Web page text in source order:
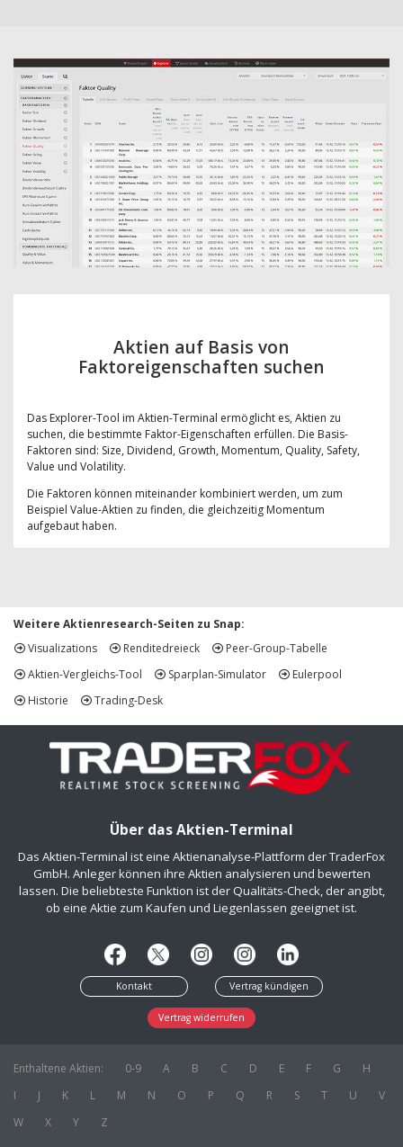
Aktien auf Basis von
Faktoreigenschaften suchen
Das Explorer-Tool im Aktien-Terminal ermöglicht es, Aktien zu
suchen, die bestimmte Faktor-Eigenschaften erfüllen. Die Basis-
Faktoren sind: Size, Dividend, Growth, Momentum, Quality, Safety,
Value und Volatility.
Die Faktoren können miteinander kombiniert werden, um zum
Beispiel Value-Aktien zu finden, die gleichzeitig Momentum
aufgebaut haben.
Weitere Aktienresearch-Seiten zu Snap:
Visualizations
Renditedreieck
Peer-Group-Tabelle
Aktien-Vergleichs-Tool
Sparplan-Simulator
Eulerpool
Historie
Trading-Desk
Über das Aktien-Terminal
Das Aktien-Terminal ist eine Aktienanalyse-Plattform der TraderFox
GmbH. Anleger können ihre Aktien analysieren und bewerten
lassen. Die beliebteste Funktion ist der Qualitäts-Check, der angibt,
ob eine Aktie zum Kaufen und Liegenlassen geeignet ist.
Kontakt Vertrag kündigen
Vertrag widerrufen
Enthaltene Aktien: 0-9 A B C D E F G
H
I
J K L M N O P Q R S T U
V
W
X Y Z